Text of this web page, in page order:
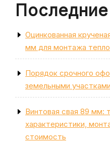
Последние
Оцинкованная
мм для монтажа
Порядок срочного
земельными
Винтовая свая 89 мм:
характеристики,
стоимость